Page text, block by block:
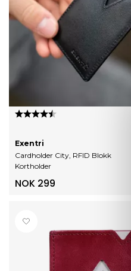
Cardholder City, RFID Blokk
Kortholder
Exentri
NOK 299
Karakter: